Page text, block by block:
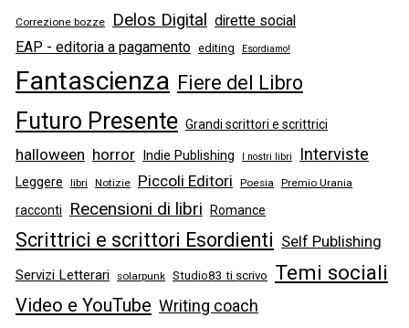
Correzione bozze Delos Digital
dirette social
EAP - editoria a pagamento editing Esordiamo!
Fantascienza Fiere del Libro
Futuro Presente Grandi scrittori e scrittrici
halloween horror Indie Publishing I nostri libri Interviste
Leggere libri Notizie Piccoli Editori Poesia Premio Urania
racconti Recensioni di libri Romance
Scrittrici e scrittori Esordienti Self Publishing
Servizi Letterari solarpunk Studio83 ti scrivo Temi sociali
Video e YouTube Writing coach